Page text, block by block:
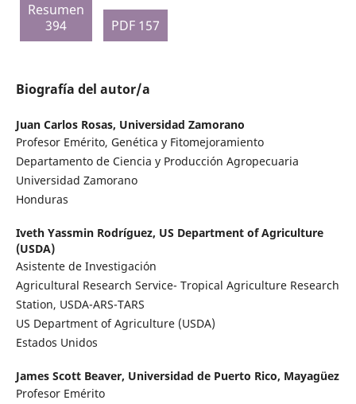
Resumen
394
PDF 157
Biografía del autor/a
Juan Carlos Rosas, Universidad Zamorano
Profesor Emérito, Genética y Fitomejoramiento
Departamento de Ciencia y Producción Agropecuaria
Universidad Zamorano
Honduras
Iveth Yassmin Rodríguez, US Department of Agriculture
(USDA)
Asistente de Investigación
Agricultural Research Service- Tropical Agriculture Research
Station, USDA-ARS-TARS
US Department of Agriculture (USDA)
Estados Unidos
James Scott Beaver, Universidad de Puerto Rico, Mayagüez
Profesor Emérito